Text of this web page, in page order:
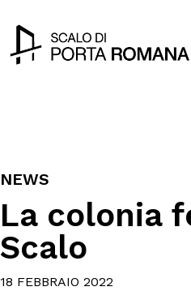
NEWS
La colonia
Scalo
18 FEBBRAIO 2022